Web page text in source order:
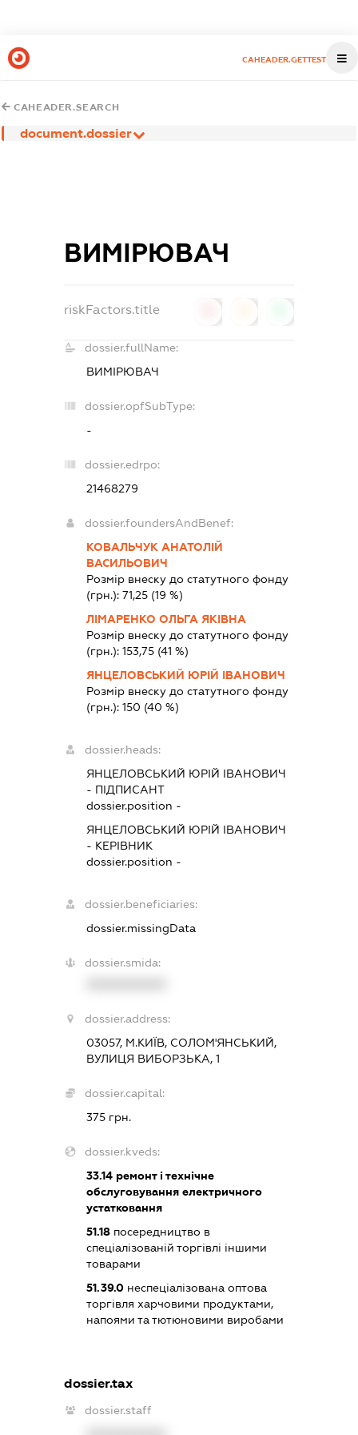
CAHEADER.GETTEST
CAHEADER.SEARCH
document.dossier
ВИМІРЮВАЧ
riskFactors.title
dossier.fullName:
ВИМІРЮВАЧ
dossier.opfSubType:
-
dossier.edrpo:
21468279
dossier.foundersAndBenef:
КОВАЛЬЧУК АНАТОЛІЙ
ВАСИЛЬОВИЧ
Розмір внеску до статутного фонду
(грн.):71,25 (19 %)
ЛІМАРЕНКО ОЛЬГА ЯКІВНА
Розмір внеску до статутного фонду
(грн.):153,75 (41 %)
ЯНЦЕЛОВСЬКИЙ ЮРІЙ ІВАНОВИЧ
Розмір внеску до статутного фонду
(грн.):150 (40 %)
dossier.heads:
ЯНЦЕЛОВСЬКИЙ ЮРІЙ ІВАНОВИЧ
- ПІДПИСАНТ
dossier.position -
ЯНЦЕЛОВСЬКИЙ ЮРІЙ ІВАНОВИЧ
- КЕРІВНИК
dossier.position -
dossier.beneficiaries:
dossier.missingData
dossier.smida:
dossier.address:
03057, М.КИЇВ, СОЛОМ'ЯНСЬКИЙ,
ВУЛИЦЯ ВИБОРЗЬКА, 1
dossier.capital:
375 грн.
dossier.kveds:
33.14 ремонт і технічне
обслуговування електричного
устатковання
51.18 посередництво в
спеціалізованій торгівлі іншими
товарами
51.39.0 неспеціалізована оптова
торгівля харчовими продуктами,
напоями та тютюновими виробами
dossier.tax
dossier.staff